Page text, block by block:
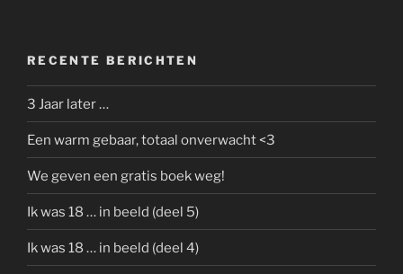
in
beeld
(deel
RECENTE BERICHTEN
3 Jaar later …
Een warm gebaar, totaal onverwacht <3
We geven een gratis boek weg!
Ik was 18 … in beeld (deel 5)
Ik was 18 … in beeld (deel 4)